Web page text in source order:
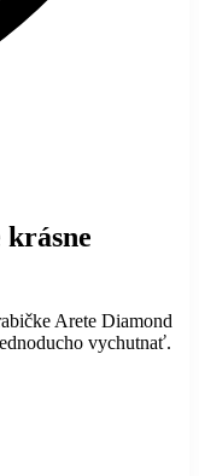
krásne
Arete Diamond
vychutnať.